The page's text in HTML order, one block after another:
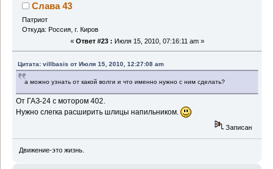
Слава 43
Патриот
Откуда: Россия, г. Киров
« Ответ #23 : Июля 15, 2010, 07:16:11 am »
Цитата: villbasis от Июля 15, 2010, 12:27:08 am
а можно узнать от какой волги и что именно нужно с ним сделать?
От ГАЗ-24 с мотором 402.
Нужно слегка расширить шлицы напильником.
Записан
Движение-это жизнь.